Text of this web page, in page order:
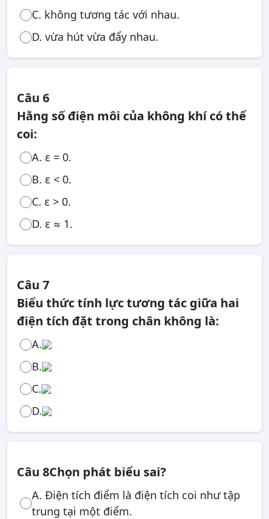
C. không tương tác với nhau.
D. vừa hút vừa đẩy nhau.
Câu 6
Hằng số điện môi của không khí có thể
coi:
A. ε = 0.
B. ε < 0.
C. ε > 0.
D. ε ≈ 1.
Câu 7
Biểu thức tính lực tương tác giữa hai
điện tích đặt trong chân không là:
A.
B.
C.
D.
Câu 8Chọn phát biểu sai?
A. Điện tích điểm là điện tích coi như tập
trung tại một điểm.